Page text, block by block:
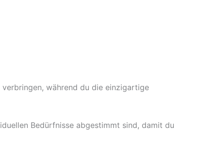
während du die einzigartige
Bedürfnisse abgestimmt sind, damit du